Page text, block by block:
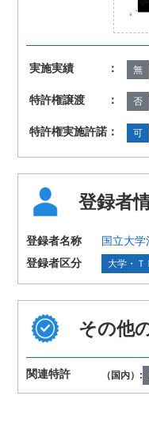
実施実績 ： 無
特許権譲渡 ： 否
特許権実施許諾： 可
登録者
登録者名称
国立大
登録者区分
大学・Ｔ
その他
関連特許 （国内）: